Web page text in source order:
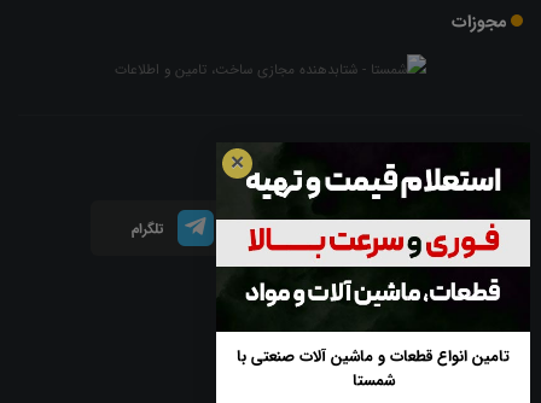
مجوزات
شبکه های اجتماعی
لینکدین تلگرام
آپارات
✕
تامین انواع قطعات و ماشین آلات صنعتی با
شمستا